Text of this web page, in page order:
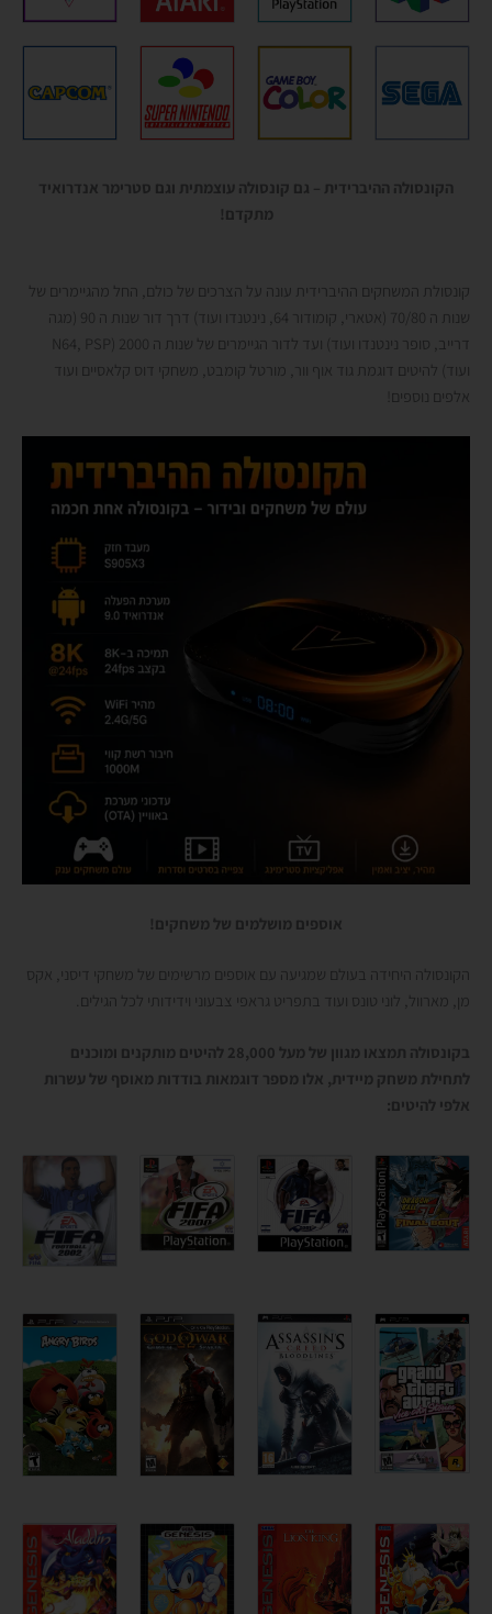
הקונסולה ההיברידית – גם קונסולה עוצמתית וגם סטרימר אנדרואיד
מתקדם!
קונסולת המשחקים ההיברידית עונה על הצרכים של כולם, החל מהגיימרים של
שנות ה 70/80 (אטארי, קומודור 64, נינטנדו ועוד) דרך דור שנות ה 90 (מגה
דרייב, סופר נינטנדו ועוד) ועד לדור הגיימרים של שנות ה 2000 (N64, PSP
ועוד) להיטים דוגמת גוד אוף וור, מורטל קומבט, משחקי דוס קלאסיים ועוד
אלפים נוספים!
אוספים מושלמים של משחקים!
הקונסולה היחידה בעולם שמגיעה עם אוספים מרשימים של משחקי דיסני, אקס
מן, מארוול, לוני טונס ועוד בתפריט גראפי צבעוני וידידותי לכל הגילים.
בקונסולה תמצאו מגוון של מעל 28,000 להיטים מותקנים ומוכנים
לתחילת משחק מיידית, אלו מספר דוגמאות בודדות מאוסף של עשרות
אלפי להיטים: